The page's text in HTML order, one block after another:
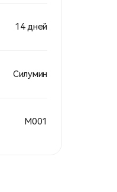
14 дней
Силумин
М001